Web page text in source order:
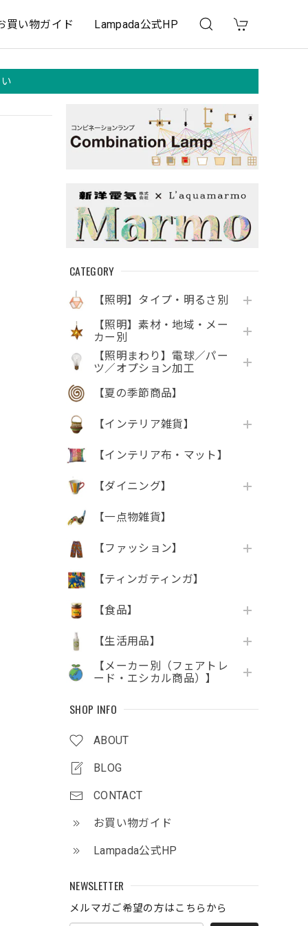
買い物ガイド Lampada公式HP
CATEGORY
【照明】タイプ・明るさ別
【照明】素材・地域・メー
カー別
【照明まわり】電球／パー
ツ／オプション加工
【夏の季節商品】
【インテリア雑貨】
【インテリア布・マット】
【ダイニング】
【一点物雑貨】
【ファッション】
【ティンガティンガ】
【食品】
【生活用品】
【メーカー別（フェアトレ
ード・エシカル商品）】
SHOP INFO
ABOUT
BLOG
CONTACT
お買い物ガイド
Lampada公式HP
NEWSLETTER
メルマガご希望の方はこちらから